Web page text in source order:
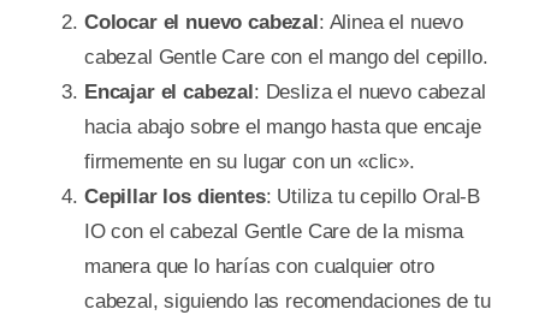
Colocar el nuevo cabezal : Alinea el nuevo
cabezal Gentle Care con el mango del cepillo.
Encajar el cabezal : Desliza el nuevo cabezal
hacia abajo sobre el mango hasta que encaje
firmemente en su lugar con un «clic».
Cepillar los dientes: Utiliza tu cepillo Oral-B
IO con el cabezal Gentle Care de la misma
manera que lo harías con cualquier otro
cabezal, siguiendo las recomendaciones de tu